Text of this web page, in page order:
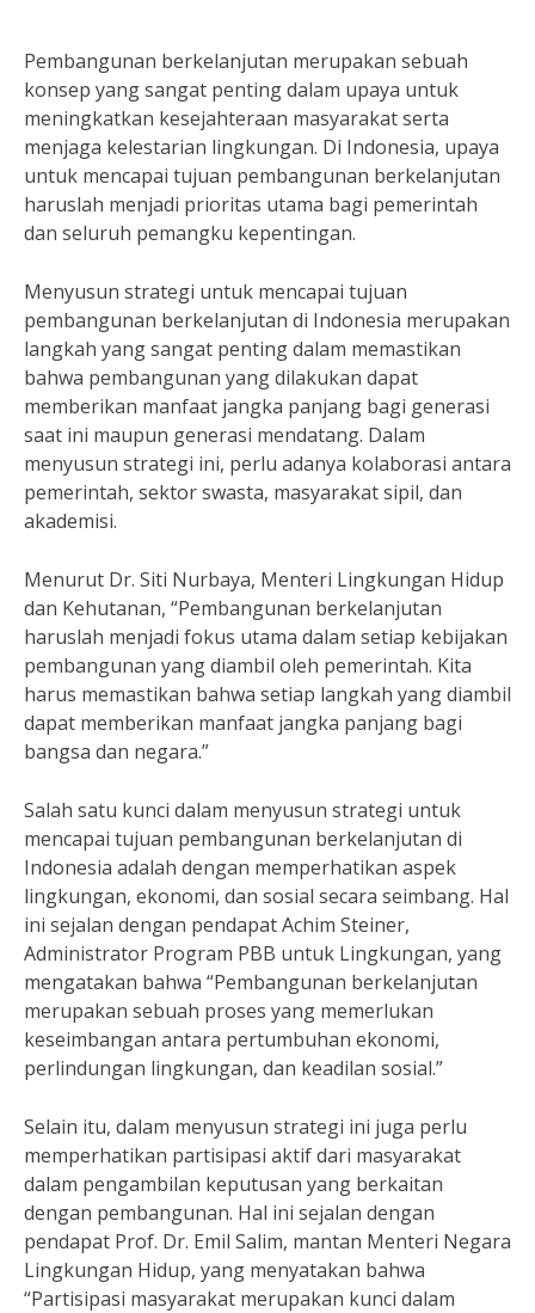
Pembangunan berkelanjutan merupakan sebuah
konsep yang sangat penting dalam upaya untuk
meningkatkan kesejahteraan masyarakat serta
menjaga kelestarian lingkungan. Di Indonesia, upaya
untuk mencapai tujuan pembangunan berkelanjutan
haruslah menjadi prioritas utama bagi pemerintah
dan seluruh pemangku kepentingan.
Menyusun strategi untuk mencapai tujuan
pembangunan berkelanjutan di Indonesia merupakan
langkah yang sangat penting dalam memastikan
bahwa pembangunan yang dilakukan dapat
memberikan manfaat jangka panjang bagi generasi
saat ini maupun generasi mendatang. Dalam
menyusun strategi ini, perlu adanya kolaborasi antara
pemerintah, sektor swasta, masyarakat sipil, dan
akademisi.
Menurut Dr. Siti Nurbaya, Menteri Lingkungan Hidup
dan Kehutanan, “Pembangunan berkelanjutan
haruslah menjadi fokus utama dalam setiap kebijakan
pembangunan yang diambil oleh pemerintah. Kita
harus memastikan bahwa setiap langkah yang diambil
dapat memberikan manfaat jangka panjang bagi
bangsa dan negara.”
Salah satu kunci dalam menyusun strategi untuk
mencapai tujuan pembangunan berkelanjutan di
Indonesia adalah dengan memperhatikan aspek
lingkungan, ekonomi, dan sosial secara seimbang. Hal
ini sejalan dengan pendapat Achim Steiner,
Administrator Program PBB untuk Lingkungan, yang
mengatakan bahwa “Pembangunan berkelanjutan
merupakan sebuah proses yang memerlukan
keseimbangan antara pertumbuhan ekonomi,
perlindungan lingkungan, dan keadilan sosial.”
Selain itu, dalam menyusun strategi ini juga perlu
memperhatikan partisipasi aktif dari masyarakat
dalam pengambilan keputusan yang berkaitan
dengan pembangunan. Hal ini sejalan dengan
pendapat Prof. Dr. Emil Salim, mantan Menteri Negara
Lingkungan Hidup, yang menyatakan bahwa
“Partisipasi masyarakat merupakan kunci dalam